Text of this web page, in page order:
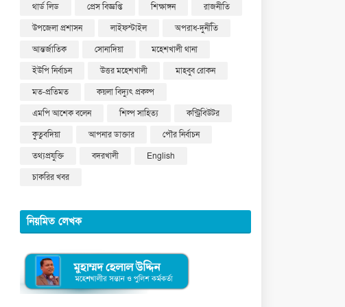
থার্ড লিড
প্রেস বিজ্ঞপ্তি শিক্ষাঙ্গন
রাজনীতি
উপজেলা প্রশাসন
লাইফস্টাইল
অপরাধ-দুর্নীতি
আন্তর্জাতিক
সোনাদিয়া
মহেশখালী থানা
ইউপি নির্বাচন
উত্তর মহেশখালী
মাহবুব রোকন
মত-প্রতিমত
কয়লা বিদ্যুৎ প্রকল্প
এমপি আশেক বলেন
শিল্প সাহিত্য
কন্ট্রিবিউটর
কুতুবদিয়া
আপনার ডাক্তার
পৌর নির্বাচন
তথ্যপ্রযুক্তি
বদরখালী
English
চাকরির খবর
নিয়মিত লেখক